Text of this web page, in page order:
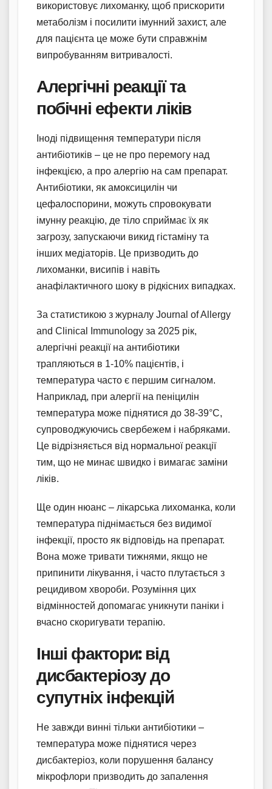
використовує лихоманку, щоб прискорити
метаболізм і посилити імунний захист, але
для пацієнта це може бути справжнім
випробуванням витривалості.
Алергічні реакції та
побічні ефекти ліків
Іноді підвищення температури після
антибіотиків – це не про перемогу над
інфекцією, а про алергію на сам препарат.
Антибіотики, як амоксицилін чи
цефалоспорини, можуть спровокувати
імунну реакцію, де тіло сприймає їх як
загрозу, запускаючи викид гістаміну та
інших медіаторів. Це призводить до
лихоманки, висипів і навіть
анафілактичного шоку в рідкісних випадках.
За статистикою з журналу Journal of Allergy
and Clinical Immunology за 2025 рік,
алергічні реакції на антибіотики
трапляються в 1-10% пацієнтів, і
температура часто є першим сигналом.
Наприклад, при алергії на пеніцилін
температура може піднятися до 38-39°C,
супроводжуючись свербежем і набряками.
Це відрізняється від нормальної реакції
тим, що не минає швидко і вимагає заміни
ліків.
Ще один нюанс – лікарська лихоманка, коли
температура піднімається без видимої
інфекції, просто як відповідь на препарат.
Вона може тривати тижнями, якщо не
припинити лікування, і часто плутається з
рецидивом хвороби. Розуміння цих
відмінностей допомагає уникнути паніки і
вчасно скоригувати терапію.
Інші фактори: від
дисбактеріозу до
супутніх інфекцій
Не завжди винні тільки антибіотики –
температура може піднятися через
дисбактеріоз, коли порушення балансу
мікрофлори призводить до запалення